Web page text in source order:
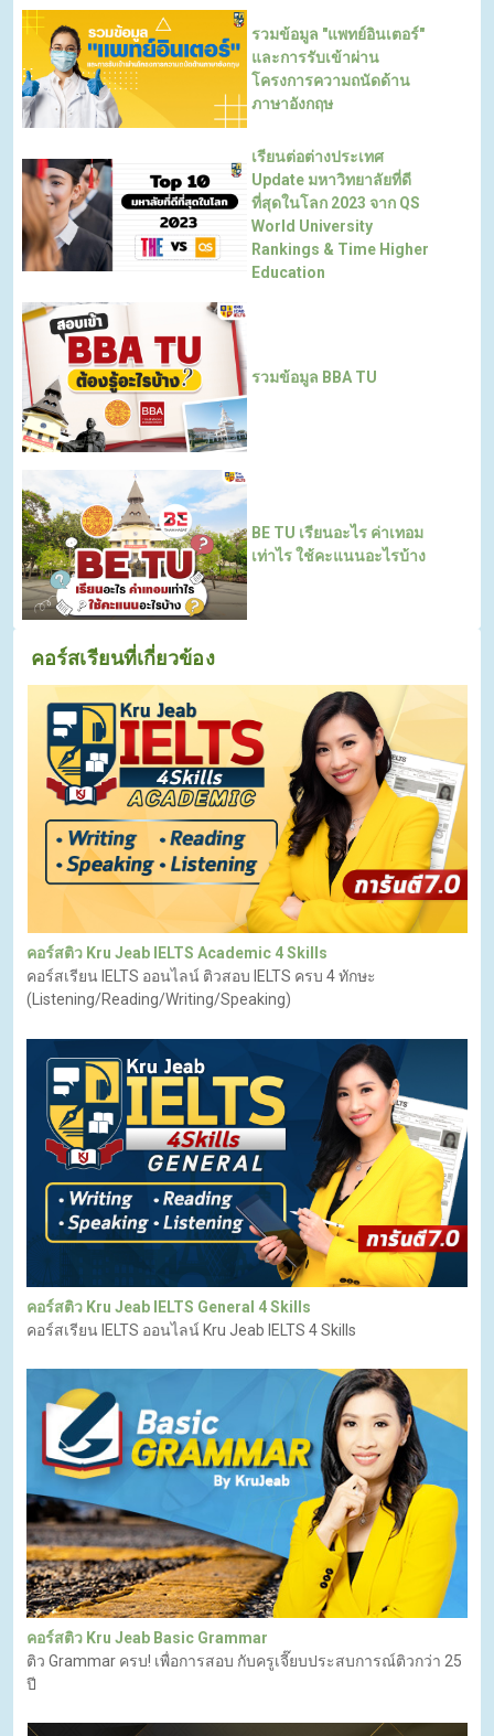
รวมข้อมูล "แพทย์อินเตอร์"
และการรับเข้าผ่าน
โครงการความถนัดด้าน
ภาษาอังกฤษ
เรียนต่อต่างประเทศ
Update มหาวิทยาลัยที่ดี
ที่สุดในโลก 2023 จาก QS
World University
Rankings & Time Higher
Education
รวมข้อมูล BBA TU
BE TU เรียนอะไร ค่าเทอม
เท่าไร ใช้คะแนนอะไรบ้าง
คอร์สเรียนที่เกี่ยวข้อง
คอร์สติว Kru Jeab IELTS Academic 4 Skills
คอร์สเรียน IELTS ออนไลน์ ติวสอบ IELTS ครบ 4 ทักษะ
(Listening/Reading/Writing/Speaking)
คอร์สติว Kru Jeab IELTS General 4 Skills
คอร์สเรียน IELTS ออนไลน์ Kru Jeab IELTS 4 Skills
คอร์สติว Kru Jeab Basic Grammar
ติว Grammar ครบ! เพื่อการสอบ กับครูเจี๊ยบประสบการณ์ติวกว่า 25
ปี